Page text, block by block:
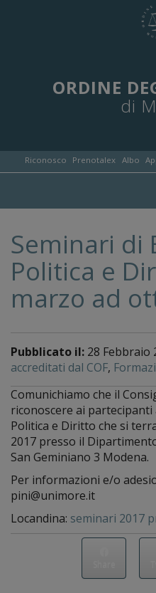
ORDINE
di
Riconosco Prenotalex Albo
Seminari di
Politica e
marzo ad
Pubblicato il: 28 Febbraio
accreditati dal COF,
Comunichiamo che il
riconoscere ai partecipanti
Politica e Diritto che si
2017 presso il
San Geminiano 3 Modena.
Per informazioni e/o
pini@unimore.it
Locandina: seminari 2017